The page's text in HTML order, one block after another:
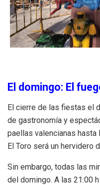
El domingo: El
El cierre de las fiestas el
de gastronomía y
paellas valencianas hasta
El Toro será un hervidero
Sin embargo, todas las
del domingo. A las 21:00